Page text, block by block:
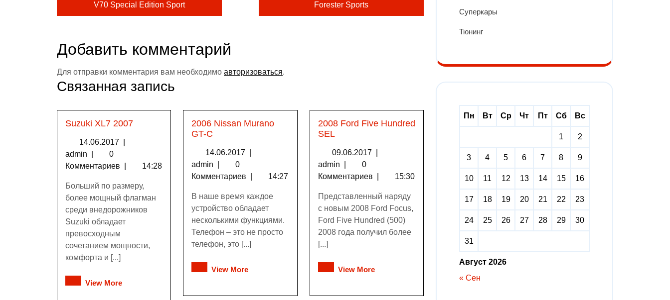
V70 Special Edition Sport
Forester Sports
Добавить комментарий
Для отправки комментария вам необходимо авторизоваться.
Связанная запись
Suzuki XL7 2007
14.06.2017
admin
0
Комментариев
14:28
Больший по размеру,
более мощный флагман
среди внедорожников
Suzuki обладает
превосходным
сочетанием мощности,
комфорта и [...]
View More
2006 Nissan Murano
GT-C
14.06.2017
admin
0
Комментариев
14:27
В наше время каждое
устройство обладает
несколькими функциями.
Телефон – это не просто
телефон, это [...]
View More
2008 Ford Five Hundred
SEL
09.06.2017
admin
0
Комментариев
15:30
Представленный наряду
с новым 2008 Ford Focus,
Ford Five Hundred (500)
2008 года получил более
[...]
View More
Суперкары
Тюнинг
Август 2026
Пн Вт Ср Чт Пт Сб Вс
1 2
3 4 5 6 7 8 9
10 11 12 13 14 15 16
17 18 19 20 21 22 23
24 25 26 27 28 29 30
31
« Сен